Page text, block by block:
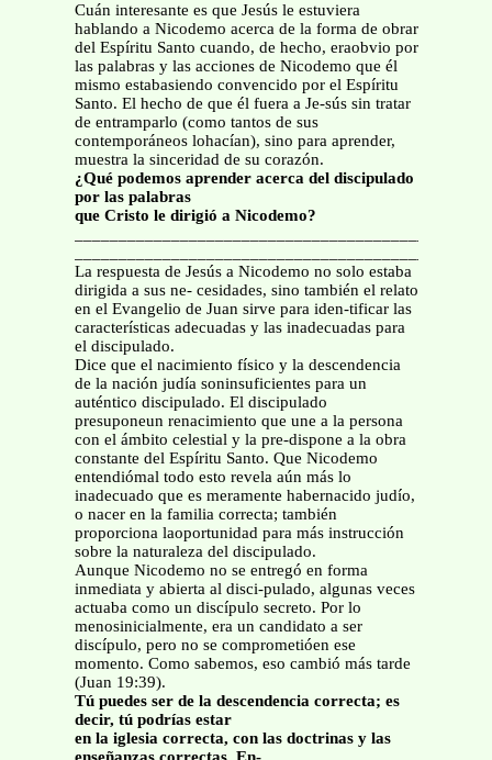
Cuán interesante es que Jesús le estuviera
hablando a Nicodemo acerca de la forma de obrar
del Espíritu Santo cuando, de hecho, eraobvio por
las palabras y las acciones de Nicodemo que él
mismo estabasiendo convencido por el Espíritu
Santo. El hecho de que él fuera a Je-sús sin tratar
de entramparlo (como tantos de sus
contemporáneos lohacían), sino para aprender,
muestra la sinceridad de su corazón.
¿Qué podemos aprender acerca del discipulado
por las palabras
que Cristo le dirigió a Nicodemo?
La respuesta de Jesús a Nicodemo no solo estaba
dirigida a sus ne- cesidades, sino también el relato
en el Evangelio de Juan sirve para iden-tificar las
características adecuadas y las inadecuadas para
el discipulado.
Dice que el nacimiento físico y la descendencia
de la nación judía soninsuficientes para un
auténtico discipulado. El discipulado
presuponeun renacimiento que une a la persona
con el ámbito celestial y la pre-dispone a la obra
constante del Espíritu Santo. Que Nicodemo
entendiómal todo esto revela aún más lo
inadecuado que es meramente habernacido judío,
o nacer en la familia correcta; también
proporciona laoportunidad para más instrucción
sobre la naturaleza del discipulado.
Aunque Nicodemo no se entregó en forma
inmediata y abierta al disci-pulado, algunas veces
actuaba como un discípulo secreto. Por lo
menosinicialmente, era un candidato a ser
discípulo, pero no se comprometióen ese
momento. Como sabemos, eso cambió más tarde
(Juan 19:39).
Tú puedes ser de la descendencia correcta; es
decir, tú podrías estar
en la iglesia correcta, con las doctrinas y las